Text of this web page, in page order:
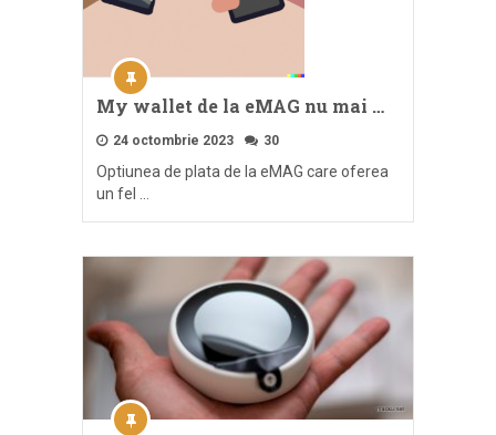
My wallet de la eMAG nu mai …
24 octombrie 2023 30
Optiunea de plata de la eMAG care oferea
un fel …